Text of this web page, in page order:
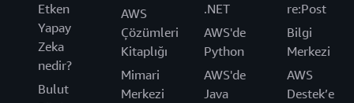
Etken
Yapay
Zeka
nedir?
Bulut
AWS
Çözümleri
Kitaplığı
Mimari
Merkezi
.NET
AWS'de
Python
AWS'de
Java
re:Post
Bilgi
Merkezi
AWS
Destek’e